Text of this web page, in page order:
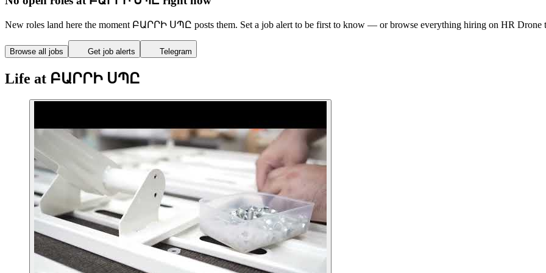
New roles land here the moment ԲԱՐՐԻ ՍՊԸ posts them. Set a job alert to be first to know — or browse everything hiring on HR Drone
Browse all jobs Get job alerts Telegram
Life at ԲԱՐՐԻ ՍՊԸ